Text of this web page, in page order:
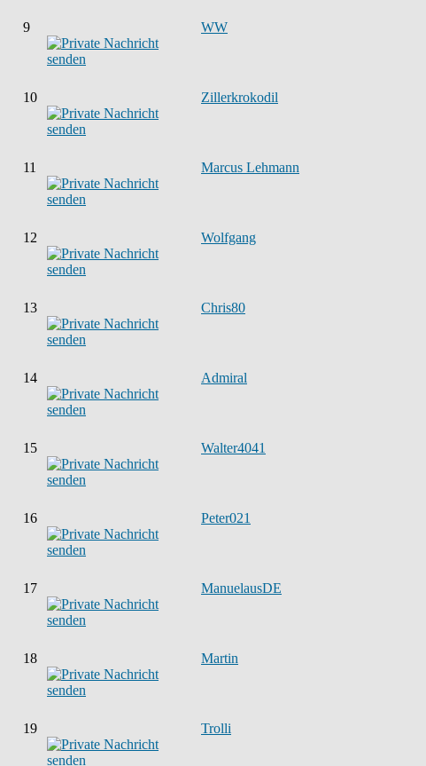
9 WW
10 Zillerkrokodil
11 Marcus Lehmann
12 Wolfgang
13 Chris80
14 Admiral
15 Walter4041
16 Peter021
17 ManuelausDE
18 Martin
19 Trolli